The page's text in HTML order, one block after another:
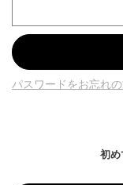
パスワードをお忘れ
初め